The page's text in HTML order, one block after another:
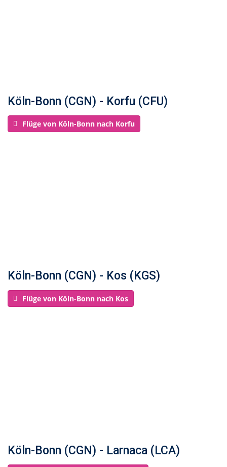
Köln-Bonn (CGN) - Korfu (CFU)
Flüge von Köln-Bonn nach Korfu
Köln-Bonn (CGN) - Kos (KGS)
Flüge von Köln-Bonn nach Kos
Köln-Bonn (CGN) - Larnaca (LCA)